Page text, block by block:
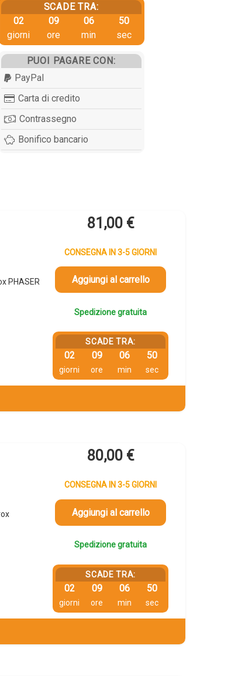
SCADE TRA:
02
giorni
09
ore
06
min
49
sec
PUOI PAGARE CON:
PayPal
Carta di credito
Contrassegno
Bonifico bancario
PHASER
81,00 €
CONSEGNA IN 3-5 GIORNI
Aggiungi al carrello
Spedizione gratuita
SCADE TRA:
02
giorni
09
ore
06
min
49
sec
80,00 €
CONSEGNA IN 3-5 GIORNI
Aggiungi al carrello
Spedizione gratuita
SCADE TRA:
02
giorni
09
ore
06
min
49
sec